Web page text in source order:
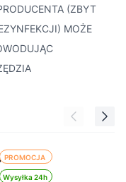
(ZBYT
MOŻE
PROMOCJA
Wysyłka 24h